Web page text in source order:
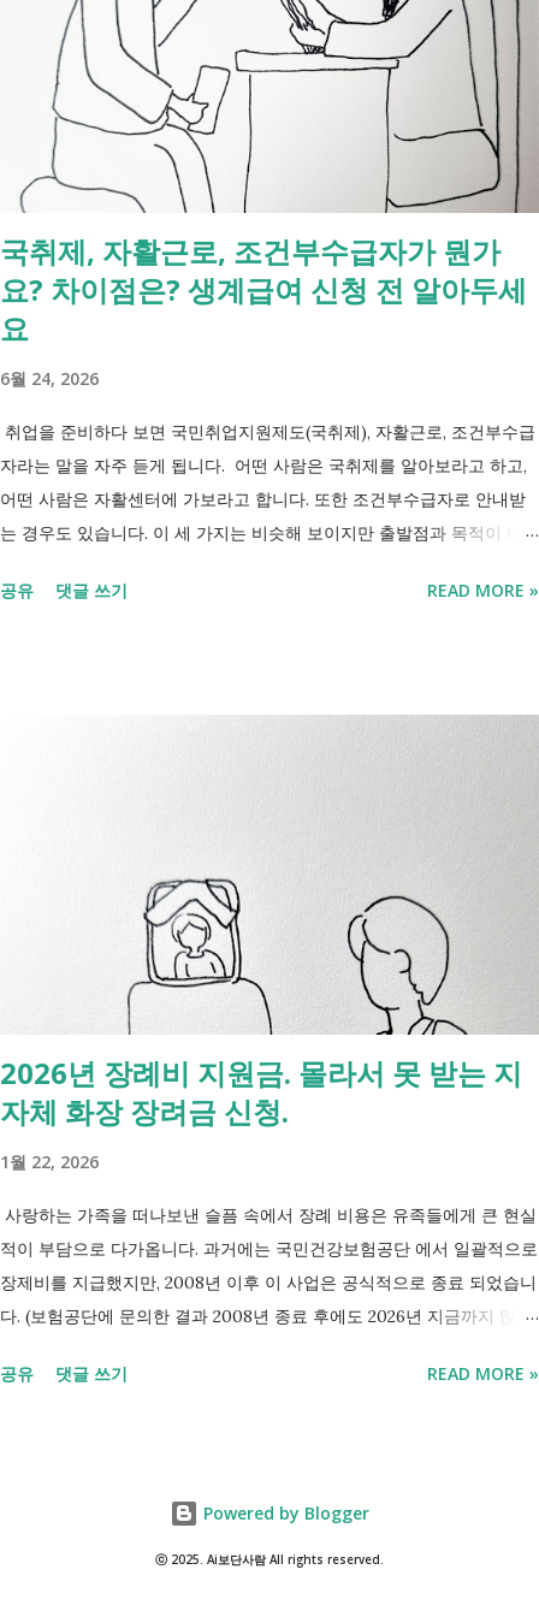
2027년 중증장애인 생계급여 부양의무자 기준 폐지 2027년 하반기 활동
지원서비스 65세 이후 선택권 보장 2027년 7월 최중증 발달장애인 24시
간 긴급돌봄 확대 확대 추진 장애인 공공일자리 지속 확대 계속 추진 ※
업무계획에 담긴 내용으로, 법 개정과 예산 반영 등을 거쳐 시행될 예정
입니다. 부모와 함께 살아도 장애인연금을 받을 수 있을까요? 이번 보건
복지부 업무계획이 발표된 뒤 많은 분들이 질문하셨습니다. "부모와 같이
살면 장애인연금을 받을 수 없나요?" "혼자 살아야만 받을 수 있는 건가
요?" 결론부터 말씀드리면 부모와 함께 거주한다는 이유만으로 장애인연
금을 받을 수 없는 것은 아닙니다. 많은 분들이 이번 업무계획에 포함된
'중증장애인 생계급여 부양의무자 기준 폐지' 와 장애인연금 을 같은 제도
연금 생계급여 목적 장애로 인한 ...
국취제, 자활근로, 조건부수급자가 뭔가
요? 차이점은? 생계급여 신청 전 알아두세
요
6월 24, 2026
취업을 준비하다 보면 국민취업지원제도(국취제), 자활근로, 조건부수급
자라는 말을 자주 듣게 됩니다. 어떤 사람은 국취제를 알아보라고 하고,
어떤 사람은 자활센터에 가보라고 합니다. 또한 조건부수급자로 안내받
는 경우도 있습니다. 이 세 가지는 비슷해 보이지만 출발점과 목적이 다
것조차 포기하고 싶어집니다. 그래서 포기하지 않길 바라는 마음에 쉽게
수당 자활사업 참여, 자활급여 자활사업 또는 취업지원 참여 참여 여부
신청 상황에 따라 참여 사실상 의무 즉, 국민취업제도 는 취업을 준비하
는 사람을 돕는 제도입니다. 자활근로 는 일한 기회를 제공하면서 자립을
지원하는 제도입니다. 조건부수급자 는 하나의 제도라기보다 생계급여를
받는 과정에서 일정한 참여 의무가 있는 상태를 말합니다. [조건부과 생
계급여 바로가기] - [2026 최신] 근로능력 있어도 생계급여 받는 법? 조
건부과유예·제시유예 취업을 준비하는 청년이라면? 국민취업지원제도 A
씨는 29세입니다. 현재 직장이 없고 취업을 준비하고 있습니다. 생활이
들이 가장 먼저 알아보는 것이 국민취업지원제도 입니다. 고용센터를 통
해 취업 상담을 받고, 직업훈련에 참여하고, 요건에 따라 구직촉진수당을
받을 수도 있기 때문입니다. 중요한 점은 실제 목표가 취업이라는 ...
공유 댓글 쓰기 READ MORE »
2026년 장례비 지원금. 몰라서 못 받는 지
자체 화장 장려금 신청.
1월 22, 2026
사랑하는 가족을 떠나보낸 슬픔 속에서 장례 비용은 유족들에게 큰 현실
적이 부담으로 다가옵니다. 과거에는 국민건강보험공단 에서 일괄적으로
장제비를 지급했지만, 2008년 이후 이 사업은 공식적으로 종료 되었습니
다. (보험공단에 문의한 결과 2008년 종료 후에도 2026년 지금까지 많은
보훈대상자 나 기초생활수급자 대상 지원 은 여전히 유지 되고 있으며,
드립니다. 장례비 지원금. 장제비 지원. 1. 2026년 기준 장례 지원 제도 현
재 정부와 지자체에서 운영하는 장례 관련 지원은 대상자에 따라 금액과
공유 댓글 쓰기 READ MORE »
Powered by Blogger
ⓒ 2025. Ai보단사람 All rights reserved.